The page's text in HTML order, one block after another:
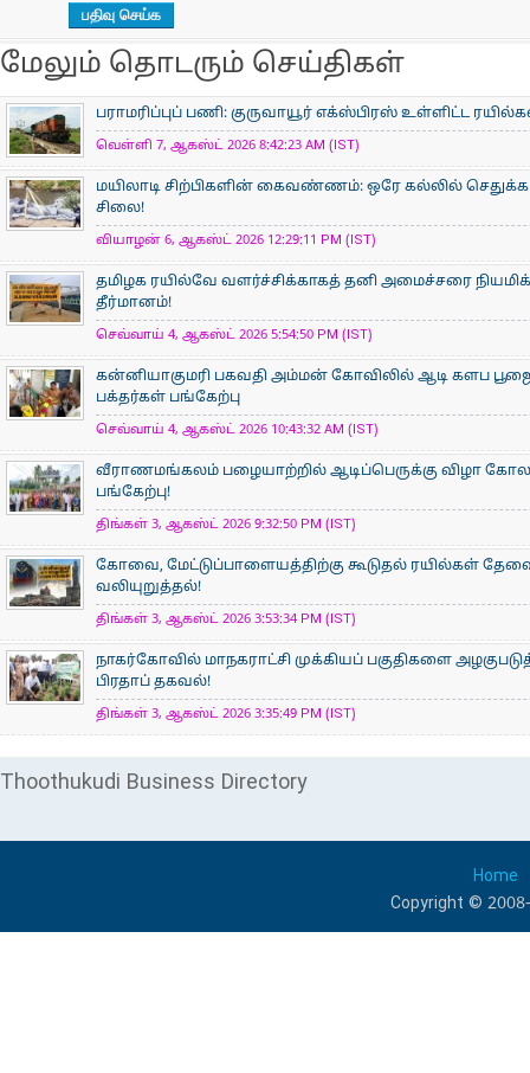
மேலும் தொடரும் செய்திகள்
பராமரிப்புப் பணி: குருவாயூர் எக்ஸ்பிரஸ் உள்ளிட்ட
வெள்ளி 7, ஆகஸ்ட் 2026 8:42:23 AM (IST)
மயிலாடி சிற்பிகளின் கைவண்ணம்: ஒரே கல்லில்
சிலை!
வியாழன் 6, ஆகஸ்ட் 2026 12:29:11 PM (IST)
தமிழக ரயில்வே வளர்ச்சிக்காகத் தனி அமைச்சரை
தீர்மானம்!
செவ்வாய் 4, ஆகஸ்ட் 2026 5:54:50 PM (IST)
கன்னியாகுமரி பகவதி அம்மன் கோவிலில் ஆடி களப
பக்தர்கள் பங்கேற்பு
செவ்வாய் 4, ஆகஸ்ட் 2026 10:43:32 AM (IST)
வீராணமங்கலம் பழையாற்றில் ஆடிப்பெருக்கு விழா
பங்கேற்பு!
திங்கள் 3, ஆகஸ்ட் 2026 9:32:50 PM (IST)
கோவை, மேட்டுப்பாளையத்திற்கு கூடுதல் ரயில்கள்
வலியுறுத்தல்!
திங்கள் 3, ஆகஸ்ட் 2026 3:53:34 PM (IST)
நாகர்கோவில் மாநகராட்சி முக்கியப் பகுதிகளை
பிரதாப் தகவல்!
திங்கள் 3, ஆகஸ்ட் 2026 3:35:49 PM (IST)
Thoothukudi Business Directory
Home
Copyright ©